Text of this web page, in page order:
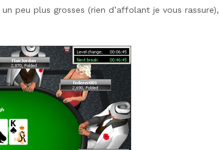
peu plus grosses (rien d’affolant je vous rassure),